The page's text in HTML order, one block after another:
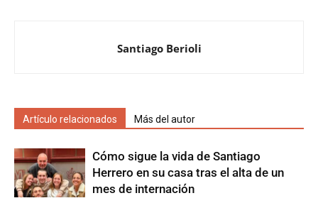
Santiago Berioli
Artículo relacionados Más del autor
Cómo sigue la vida de Santiago
Herrero en su casa tras el alta de un
mes de internación